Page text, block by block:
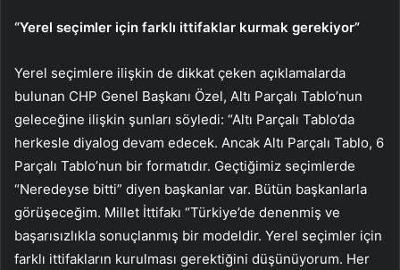
“Yerel seçimler için farklı ittifaklar kurmak gerekiyor”
Yerel seçimlere ilişkin de dikkat çeken açıklamalarda
bulunan CHP Genel Başkanı Özel, Altı Parçalı Tablo’nun
geleceğine ilişkin şunları söyledi: “Altı Parçalı Tablo’da
herkesle diyalog devam edecek. Ancak Altı Parçalı Tablo, 6
Parçalı Tablo’nun bir formatıdır. Geçtiğimiz seçimlerde
“Neredeyse bitti” diyen başkanlar var. Bütün başkanlarla
görüşeceğim. Millet İttifakı “Türkiye’de denenmiş ve
başarısızlıkla sonuçlanmış bir modeldir. Yerel seçimler için
farklı ittifakların kurulması gerektiğini düşünüyorum. Her